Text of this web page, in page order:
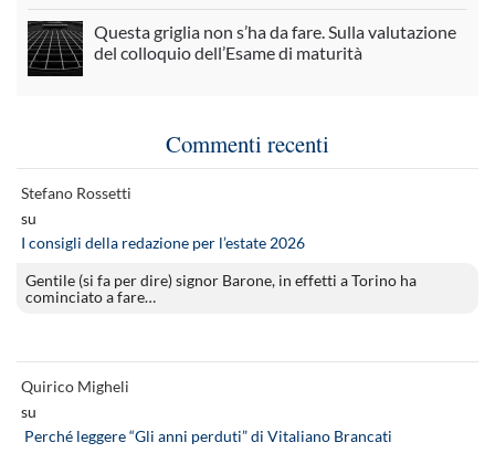
Questa griglia non s’ha da fare. Sulla valutazione
del colloquio dell’Esame di maturità
Commenti recenti
Stefano Rossetti
su
I consigli della redazione per l’estate 2026
Gentile (si fa per dire) signor Barone, in effetti a Torino ha
cominciato a fare…
Quirico Migheli
su
Perché leggere “Gli anni perduti” di Vitaliano Brancati